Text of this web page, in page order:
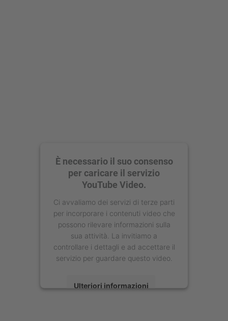
È necessario il suo consenso
per caricare il servizio
YouTube Video.
Ci avvaliamo dei servizi di terze parti
per incorporare i contenuti video che
possono rilevare informazioni sulla
sua attività. La invitiamo a
controllare i dettagli e ad accettare il
servizio per guardare questo video.
Ulteriori informazioni